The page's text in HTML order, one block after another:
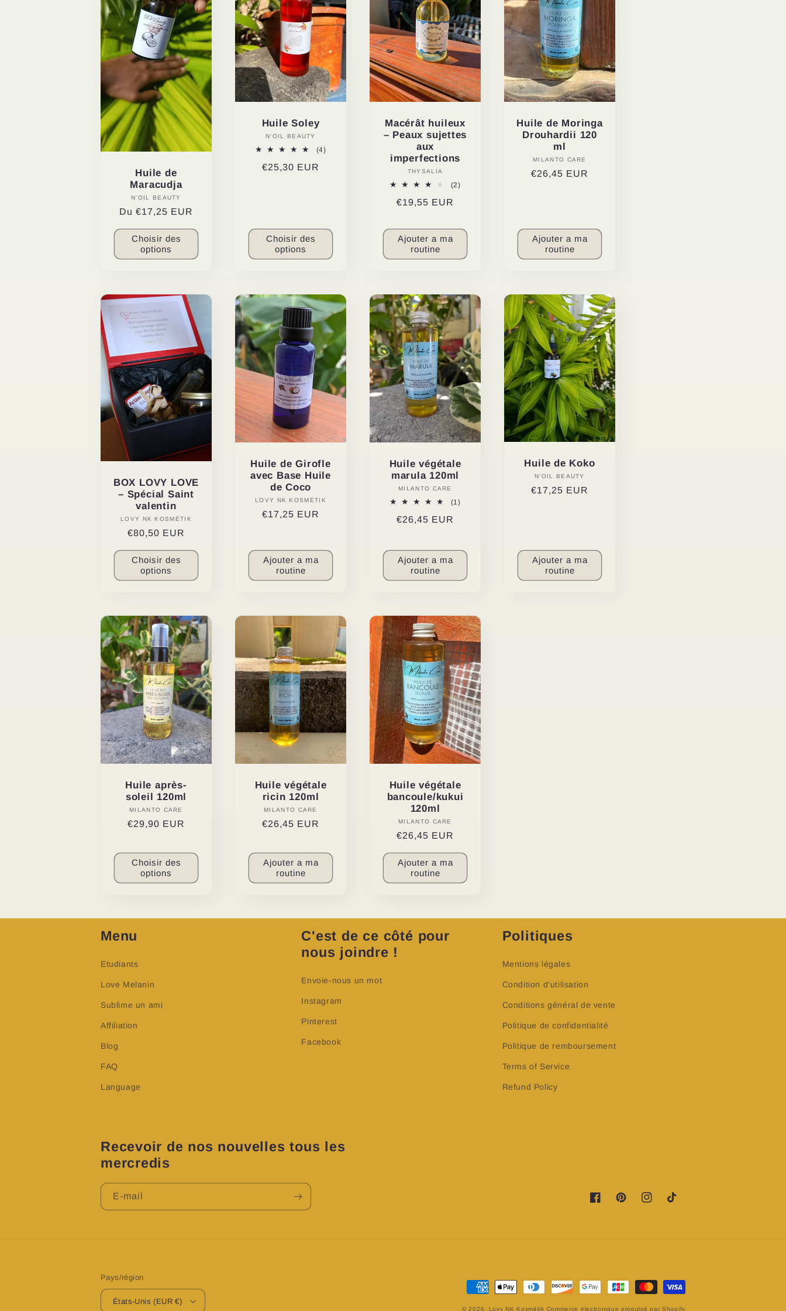
e
c
t
i
Huile de
Maracudja
Distributeur :
N'OIL BEAUTY
Prix
Du €17,25 EUR
Choisir des
options
Huile Soley
Distributeur :
N'OIL BEAUTY
(4)4
Prix
€25,30 EUR
Choisir des
options
Macérât huileux
– Peaux sujettes
aux
imperfections
Distributeur :
THYSALIA
(2)2
Prix
€19,55 EUR
Ajouter a ma
routine
Huile de Moringa
Drouhardii 120
ml
Distributeur :
MILANTO CARE
Prix
€26,45 EUR
Ajouter a ma
routine
BOX LOVY LOVE
– Spécial Saint
valentin
Distributeur :
LOVY NK KOSMÉTIK
Prix
€80,50 EUR
Choisir des
options
Huile de Girofle
avec Base Huile
de Coco
Distributeur :
LOVY NK KOSMÉTIK
Prix
€17,25 EUR
Ajouter a ma
routine
Huile végétale
marula 120ml
Distributeur :
MILANTO CARE
(1)1
Prix
€26,45 EUR
Ajouter a ma
routine
Huile de Koko
Distributeur :
N'OIL BEAUTY
Prix
€17,25 EUR
Ajouter a ma
routine
Huile après-
soleil 120ml
Distributeur :
MILANTO CARE
Prix
€29,90 EUR
Choisir des
options
Huile végétale
ricin 120ml
Distributeur :
MILANTO CARE
Prix
€26,45 EUR
Ajouter a ma
routine
Huile végétale
bancoule/kukui
120ml
Distributeur :
MILANTO CARE
Prix
€26,45 EUR
Ajouter a ma
routine
Menu
Etudiants
Love Melanin
Sublime un ami
Affiliation
Blog
FAQ
Language
C'est de ce côté pour
nous joindre !
Envoie-nous un mot
Instagram
Pinterest
Facebook
Politiques
Mentions légales
Condition d'utilisation
Conditions général de vente
Politique de confidentialité
Politique de remboursement
Terms of Service
Refund Policy
Recevoir de nos nouvelles tous les
mercredis
E-mail
https://www.facebook.com/profile.php?
https://www.pinterest.fr/LovyNKKosmetik/
https://www.instagram.com/
TikTok
Pays/région
États-Unis (EUR €)
Moyens
© 2026, Lovy NK Kosmétik Commerce électronique propulsé par Shopify